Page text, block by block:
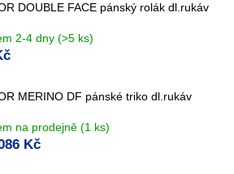
DOUBLE FACE pánský rolák dl.rukáv
2-4 dny (>5 ks)
MERINO DF pánské triko dl.rukáv
na prodejně (1 ks)
Kč